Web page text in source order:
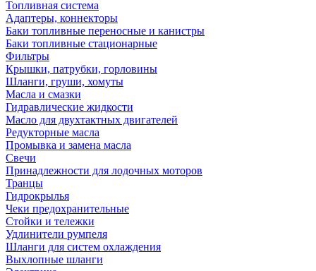
Топливная система
Адаптеры, коннекторы
Баки топливные переносные и канистры
Баки топливные стационарные
Фильтры
Крышки, патрубки, горловины
Шланги, груши, хомуты
Масла и смазки
Гидравлические жидкости
Масло для двухтактных двигателей
Редукторные масла
Промывка и замена масла
Свечи
Принадлежности для лодочных моторов
Транцы
Гидрокрылья
Чеки предохранительные
Стойки и тележки
Удлинители румпеля
Шланги для систем охлаждения
Выхлопные шланги